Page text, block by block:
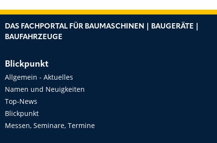
DAS FACHPORTAL FÜR BAUMASCHINEN | BAUGERÄTE |
BAUFAHRZEUGE
Blickpunkt
Allgemein - Aktuelles
Namen und Neuigkeiten
Top-News
Blickpunkt
Messen, Seminare, Termine